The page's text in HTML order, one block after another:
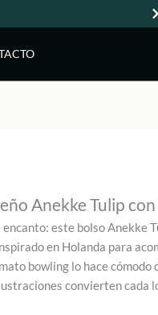
Anekke Tulip
este bolso Anekke
en Holanda para
bowling lo hace cómodo
convierten cada